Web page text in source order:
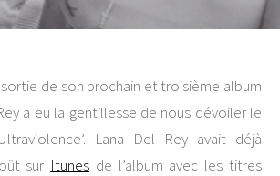
sortie de son prochain et troisième album
a eu la gentillesse de nous dévoiler le
Lana Del Rey avait déjà
sur Itunes de l’album avec les titres